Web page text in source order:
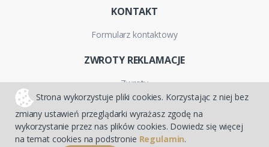
Strona wykorzystuje pliki cookies. Korzystając z niej bez
zmiany ustawień przeglądarki wyrażasz zgodę na
wykorzystanie przez nas plików cookies. Dowiedz się więcej
na temat cookies na podstronie Regulamin.
KONTAKT
Formularz kontaktowy
ZWROTY REKLAMACJE
Zwroty
Reklamacje
Gwarancja